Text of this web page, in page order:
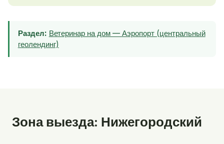
Раздел: Ветеринар на дом — Аэропорт (центральный
геолендинг)
Зона выезда: Нижегородский